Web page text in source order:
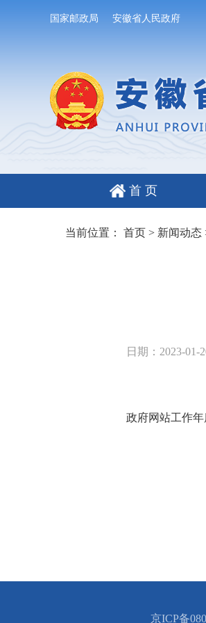
国家邮政局 安徽省人民政府
首 页
当前位置： 首页> 新闻动态
日期：2023-01-
政府网站工作年
京ICP备